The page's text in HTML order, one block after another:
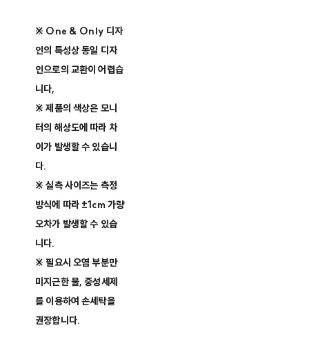
※ One & Only 디자
인의 특성상 동일 디자
인으로의 교환이 어렵습
니다,
※ 제품의 색상은 모니
터의 해상도에 따라 차
이가 발생할 수 있습니
다.
※ 실측 사이즈는 측정
방식에 따라 ±1cm 가량
오차가 발생할 수 있습
니다.
※ 필요시 오염 부분만
미지근한 물, 중성세제
를 이용하여 손세탁을
권장합니다.